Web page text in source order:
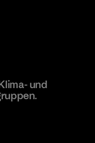
und